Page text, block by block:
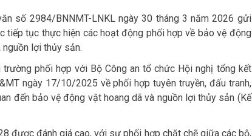
số 2984/BNNMT-LNKL ngày 30 tháng 3 năm 2026 gửi
tiếp tục thực hiện các hoạt động phối hợp về bảo vệ động
lợi thủy sản.
phối hợp với Bộ Công an tổ chức Hội nghị tổng kết
ngày 17/10/2025 về phối hợp tuyên truyền, đấu tranh,
đến bảo vệ động vật hoang dã và nguồn lợi thủy sản (Kế
được đánh giá cao, với sự phối hợp chặt chẽ giữa các bộ,